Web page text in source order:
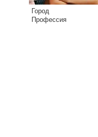
Город
Профессия